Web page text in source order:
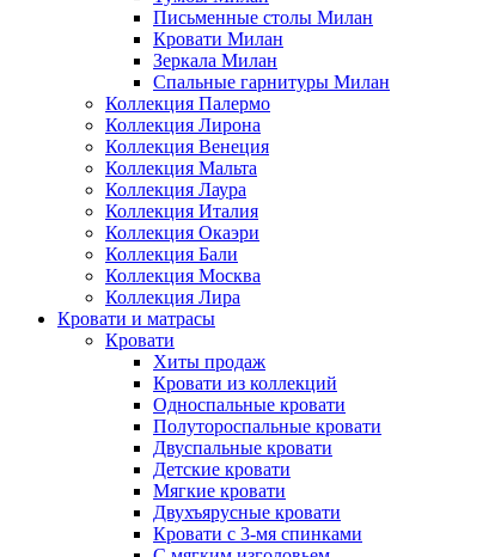
Письменные столы Милан
Кровати Милан
Зеркала Милан
Спальные гарнитуры Милан
Коллекция Палермо
Коллекция Лирона
Коллекция Венеция
Коллекция Мальта
Коллекция Лаура
Коллекция Италия
Коллекция Окаэри
Коллекция Бали
Коллекция Москва
Коллекция Лира
Кровати и матрасы
Кровати
Хиты продаж
Кровати из коллекций
Односпальные кровати
Полутороспальные кровати
Двуспальные кровати
Детские кровати
Мягкие кровати
Двухъярусные кровати
Кровати с 3-мя спинками